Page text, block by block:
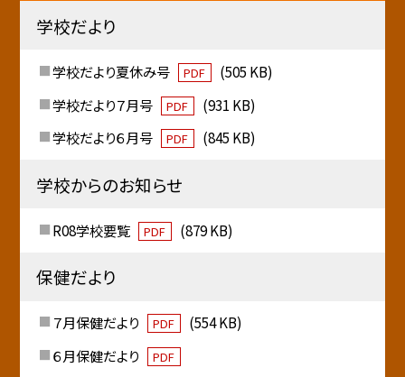
学校だより
学校だより夏休み号 PDF
(505 KB)
学校だより７月号
PDF
(931 KB)
学校だより６月号
PDF (845 KB)
学校からのお知らせ
R08学校要覧 PDF (879 KB)
保健だより
７月保健だより PDF
(554 KB)
６月保健だより
PDF